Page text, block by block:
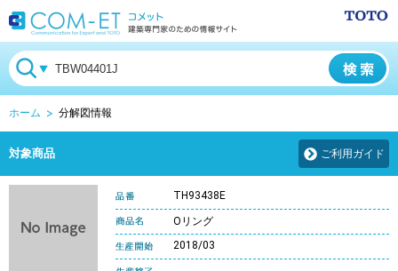
ホーム 分解図情報
対象商品 ご利用ガイド
TH93438E
Oリング
2018/03